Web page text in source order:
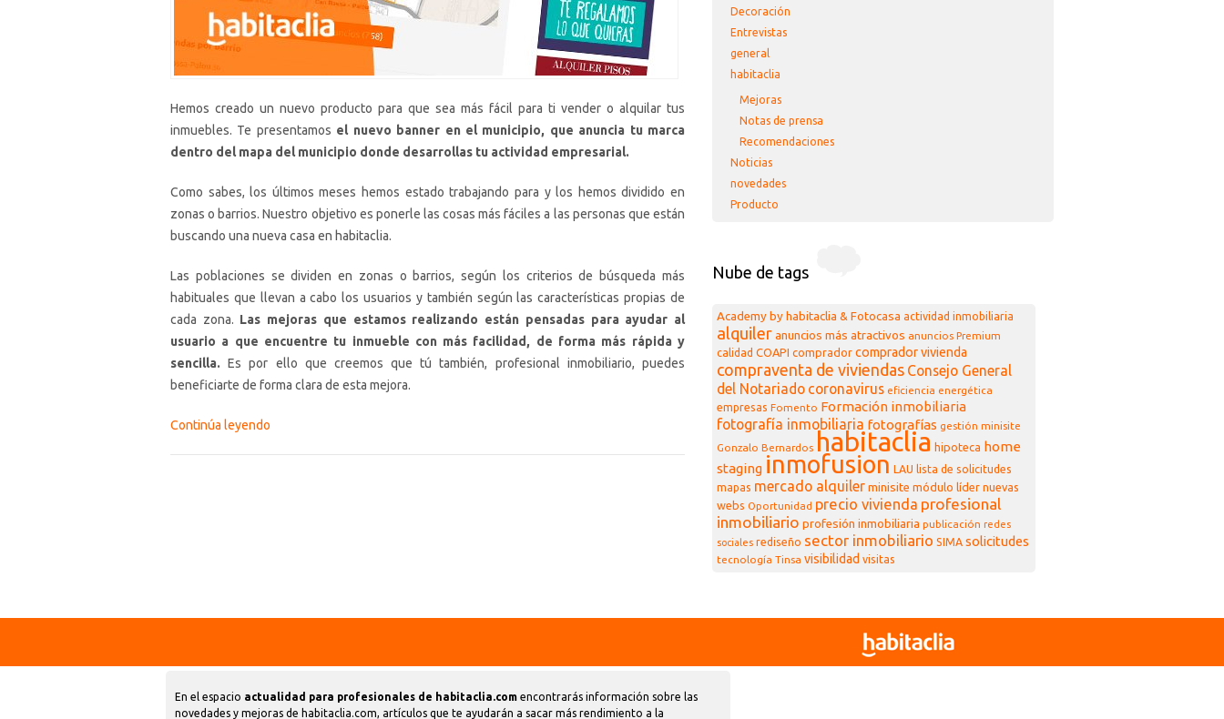
Hemos creado un nuevo producto para que sea más fácil para ti vender o alquilar tus
inmuebles. Te presentamos el nuevo banner en el municipio, que anuncia tu marca
dentro del mapa del municipio donde desarrollas tu actividad empresarial.
Como sabes, los últimos meses hemos estado trabajando para y los hemos dividido en
zonas o barrios. Nuestro objetivo es ponerle las cosas más fáciles a las personas que están
buscando una nueva casa en habitaclia.
Las poblaciones se dividen en zonas o barrios, según los criterios de búsqueda más
habituales que llevan a cabo los usuarios y también según las características propias de
cada zona. Las mejoras que estamos realizando están pensadas para ayudar al
usuario a que encuentre tu inmueble con más facilidad, de forma más rápida y
sencilla. Es por ello que creemos que tú también, profesional inmobiliario, puedes
beneficiarte de forma clara de esta mejora.
Continúa leyendo
Decoración
Entrevistas
general
habitaclia
Mejoras
Notas de prensa
Recomendaciones
Noticias
novedades
Producto
Nube de tags
Academy by habitaclia & Fotocasa actividad inmobiliaria
alquiler anuncios más atractivos anuncios Premium
calidad COAPI comprador comprador vivienda
compraventa de viviendas Consejo General
del Notariado coronavirus eficiencia energética
empresas Fomento Formación inmobiliaria
fotografía inmobiliaria fotografías gestión minisite
Gonzalo Bernardos habitaclia hipoteca home
staging inmofusion LAU lista de solicitudes
mapas mercado alquiler minisite módulo líder nuevas
webs Oportunidad precio vivienda profesional
inmobiliario profesión inmobiliaria publicación redes
sociales rediseño sector inmobiliario SIMA solicitudes
tecnología Tinsa visibilidad visitas
En el espacio actualidad para profesionales de habitaclia.com encontrarás información sobre las
novedades y mejoras de habitaclia.com, artículos que te ayudarán a sacar más rendimiento a la